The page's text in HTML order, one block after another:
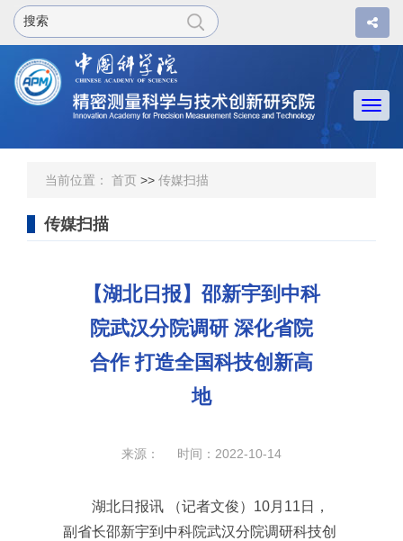
当前位置： 首页 >> 传媒扫描
传媒扫描
【湖北日报】邵新宇到中科
院武汉分院调研 深化省院
合作 打造全国科技创新高
地
来源： 时间：2022-10-14
湖北日报讯 （记者文俊）10月11日，
副省长邵新宇到中科院武汉分院调研科技创